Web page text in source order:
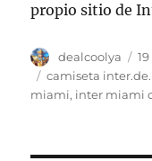
propio sitio de
Autor
dealcoolya
el
Etiquetas
camiseta
miami, inter miami